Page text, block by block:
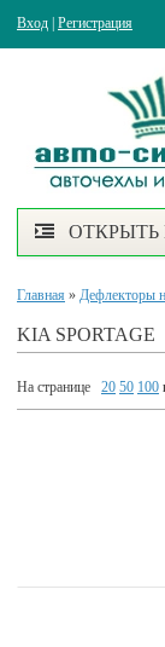
Вход Регистрация
Главная » Дефлекторы
KIA SPORTAGE
На странице 20 50 100